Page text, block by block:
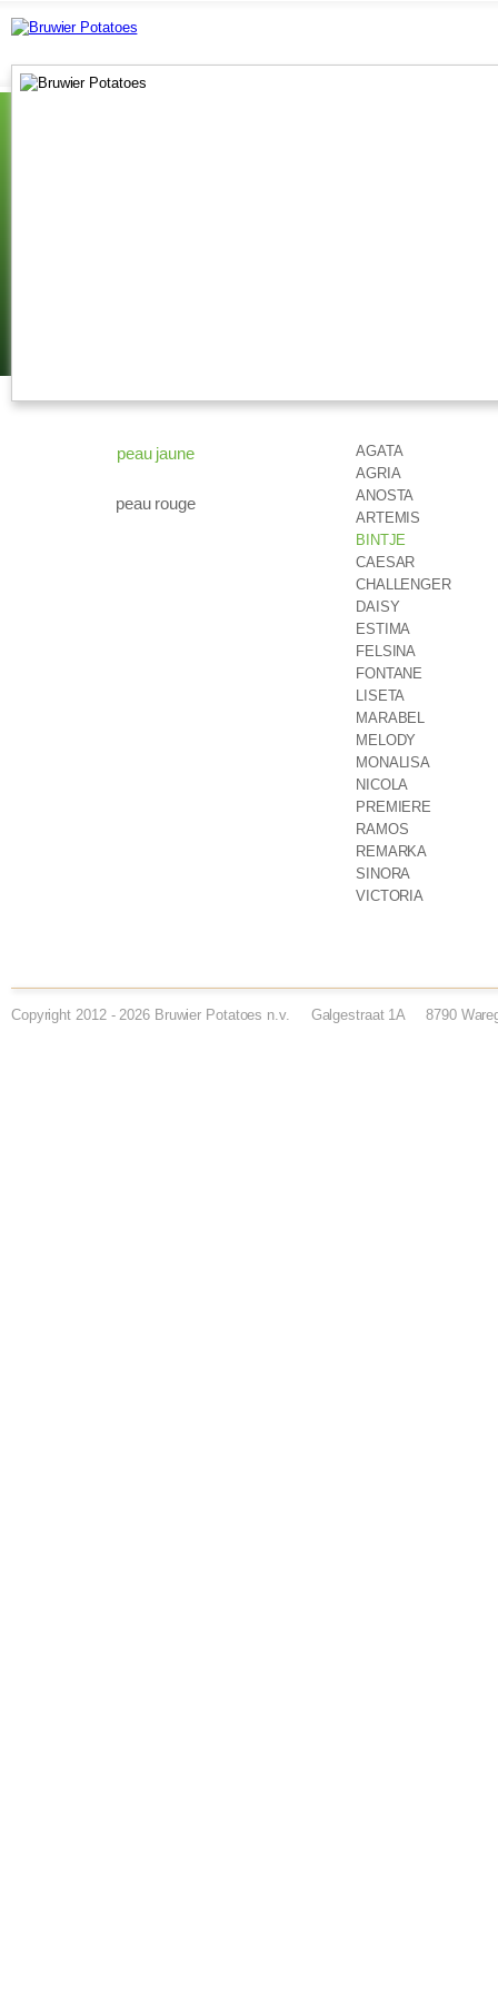
peau jaune
peau rouge
AGATA
AGRIA
ANOSTA
ARTEMIS
BINTJE
CAESAR
CHALLENGER
DAISY
ESTIMA
FELSINA
FONTANE
LISETA
MARABEL
MELODY
MONALISA
NICOLA
PREMIERE
RAMOS
REMARKA
SINORA
VICTORIA
Copyright 2012 - 2026 Bruwier Potatoes n.v. Galgestraat 1A 8790